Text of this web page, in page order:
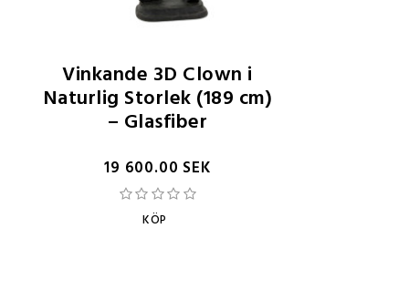
Vinkande 3D Clown i
Naturlig Storlek (189 cm)
– Glasfiber
19 600.00 SEK
KÖP